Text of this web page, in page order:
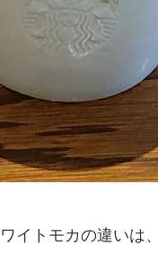
イトモカの違いは